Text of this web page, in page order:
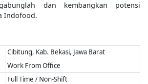
dan kembangkan potensi
Indofood.
Cibitung, Kab. Bekasi, Jawa Barat
Work From Office
Full Time / Non-Shift